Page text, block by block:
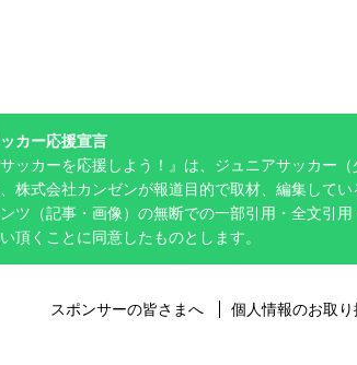
カー応援宣言
サッカーを応援しよう！』は、ジュニアサッカー
株式会社カンゼンが報道目的で取材、編集して
ツ（記事・画像）の無断での一部引用・全文引
頂くことに同意したものとします。
スポンサーの皆さまへ 個人情報のお取